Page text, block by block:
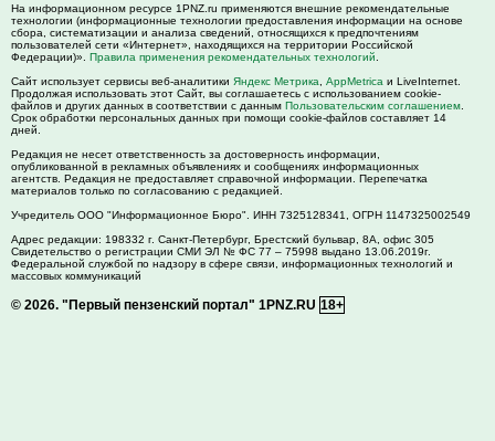
На информационном ресурсе 1PNZ.ru применяются внешние рекомендательные
технологии (информационные технологии предоставления информации на основе
сбора, систематизации и анализа сведений, относящихся к предпочтениям
пользователей сети «Интернет», находящихся на территории Российской
Федерации)». Правила применения рекомендательных технологий
Сайт использует сервисы веб-аналитики Яндекс Метрика AppMetrica и LiveInternet.
Продолжая использовать этот Сайт, вы соглашаетесь с использованием cookie-
файлов и других данных в соответствии с данным Пользовательским соглашением
Срок обработки персональных данных при помощи cookie-файлов составляет 14
дней.
Редакция не несет ответственность за достоверность информации,
опубликованной в рекламных объявлениях и сообщениях информационных
агентств. Редакция не предоставляет справочной информации. Перепечатка
материалов только по согласованию с редакцией.
Учредитель ООО "Информационное Бюро". ИНН 7325128341, ОГРН 1147325002549
Адрес редакции: 198332 г. Санкт-Петербург, Брестский бульвар, 8А, офис 305
Свидетельство о регистрации СМИ ЭЛ № ФС 77 – 75998 выдано 13.06.2019г.
Федеральной службой по надзору в сфере связи, информационных технологий и
массовых коммуникаций
© 2026. "Первый пензенский портал" 1PNZ.RU 18+